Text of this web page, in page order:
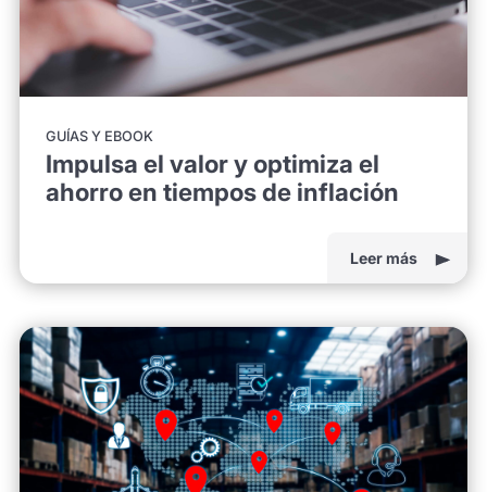
GUÍAS Y EBOOK
Impulsa el valor y optimiza el
ahorro en tiempos de inflación
Leer más